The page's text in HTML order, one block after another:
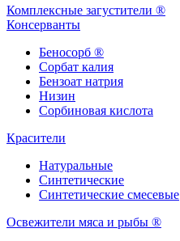
Комплексные загустители ®
Консерванты
Беносорб ®
Сорбат калия
Бензоат натрия
Низин
Сорбиновая кислота
Красители
Натуральные
Синтетические
Синтетические смесевые
Освежители мяса и рыбы ®